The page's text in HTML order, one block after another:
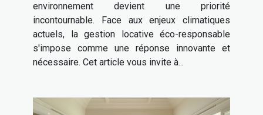
environnement devient une priorité
incontournable. Face aux enjeux climatiques
actuels, la gestion locative éco-responsable
s'impose comme une réponse innovante et
nécessaire. Cet article vous invite à...